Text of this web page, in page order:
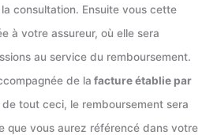
consultation. Ensuite vous cette
à votre assureur, où elle sera
au service du remboursement.
de la facture établie par
de tout ceci, le remboursement sera
que vous aurez référencé dans votre